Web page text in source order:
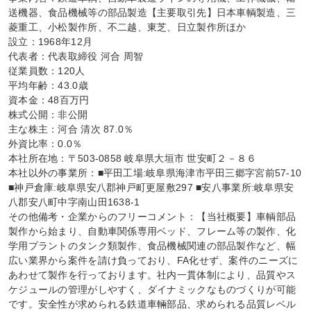
送機器、食品機械等の部品製造【主要取引先】日本車輌製造、三
菱重工、小松製作所、不二越、東芝、日立製作所ほか
設立：1968年12月
代表者：代表取締役 河合 周智
従業員数：120人
平均年齢：43.0歳
資本金：48百万円
株式公開：非公開
主な株主：河合 清次 87.0％
外資比率：0.0％
本社所在地：〒503-0858 岐阜県大垣市 世安町２－８６
本社以外の事業所：■平田工場:岐阜県海津市平田三郷字宮前57-10
■神戸倉庫:岐阜県安八郡神戸町更屋敷297 ■安八事業所:岐阜県安
八郡安八町中字南山田1638-1
その他備考・企業からのフリーコメント：【当社概要】車輌部品
製作から始まり、自動車関係専用ベッド、フレーム等の製作、化
学用プラントのタンク類製作、食品機械関連の部品製作など、幅
広い業界から案件を請け負っており、FA化せず、案件のニーズに
あわせて製作を行っております。社内一貫体制により、品質やス
ケジュールの管理がしやすく、ダイナミックなものづくりが可能
です。安全性が求められる鉄道車輛部品、求められる品質レベル